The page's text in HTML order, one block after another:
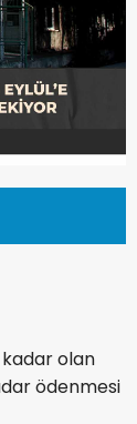
kadar olan
ödenmesi